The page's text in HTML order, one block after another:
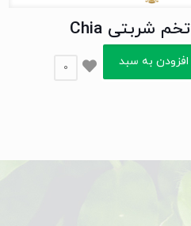
تخم شربتی Chia
افزودن به سبد 0